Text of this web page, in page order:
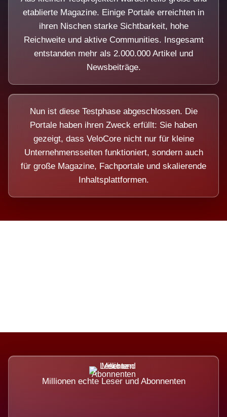
etablierte Magazine. Einige Portale erreichten in
ihren Nischen starke Sichtbarkeit, hohe
Reichweite und aktive Communities. Insgesamt
entstanden mehr als 2.000.000 Artikel und
Newsbeiträge.
Nun ist diese Testphase abgeschlossen. Die
Portale haben ihren Zweck erfüllt: Sie haben
gezeigt, dass VeloCore nicht nur für kleine
Unternehmensseiten funktioniert, sondern auch
für große Magazine, Fachportale und skalierende
Inhaltsplattformen.
Millionen echte Leser und Abonnenten